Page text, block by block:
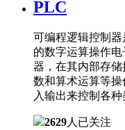
PLC
可编程逻辑控制
的数字运算操作
器，在其内部存
数和算术运算等
入输出来控制各
2629人已关注